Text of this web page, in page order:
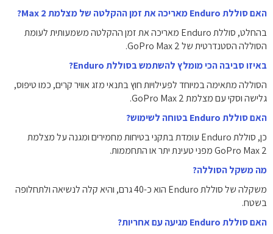
האם סוללת Enduro מאריכה את זמן ההקלטה של מצלמת Max 2?
בהחלט, סוללת Enduro מאריכה את זמן ההקלטה משמעותית לעומת
הסוללה הסטנדרטית של GoPro Max 2.
באיזו סביבה הכי מומלץ להשתמש בסוללת Enduro?
הסוללה מתאימה במיוחד לפעילויות חוץ בתנאי מזג אוויר קרים, כמו טיפוס,
גלישה וסקי עם מצלמת GoPro Max 2.
האם סוללת Enduro בטוחה לשימוש?
כן, סוללת Enduro עומדת בתקני בטיחות מחמירים ומגנה על מצלמת
GoPro Max 2 מפני טעינת יתר או התחממות.
מה משקל הסוללה?
משקלה של סוללת Enduro הוא כ-40 גרם, והיא קלה לנשיאה ולתחלופה
בשטח.
האם סוללת Enduro מגיעה עם אחריות?